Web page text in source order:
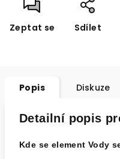
Zeptat se Sdílet
Popis Diskuze
Detailní popis
Kde se element Vody